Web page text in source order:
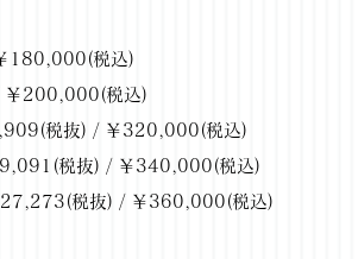
180,000(税込)
￥200,000(税込)
税抜) / ￥320,000(税込)
税抜) / ￥340,000(税込)
税抜) / ￥360,000(税込)